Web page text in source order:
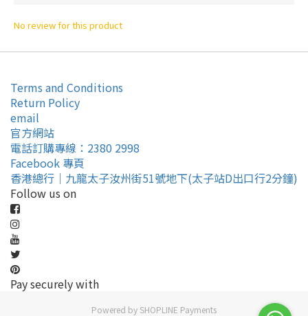
No review for this product
Terms and Conditions
Return Policy
email
官方網站
電話訂購專線：2380 2998
Facebook 專頁
香港總行｜九龍太子汝州街51號地下(太子站D出口行2分鐘)
Follow us on
Pay securely with
Powered by SHOPLINE Payments